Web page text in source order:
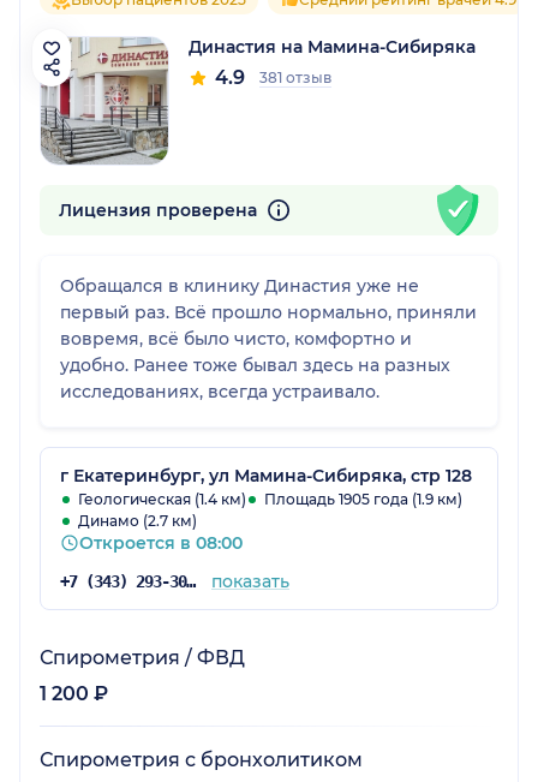
Династия на Мамина-Сибиряка
4.9 381 отзыв
Лицензия проверена
Обращался в клинику Династия уже не
первый раз. Всё прошло нормально, приняли
вовремя, всё было чисто, комфортно и
удобно. Ранее тоже бывал здесь на разных
исследованиях, всегда устраивало.
г Екатеринбург, ул Мамина-Сибиряка, стр 128
Геологическая (1.4 км)
Площадь 1905 года (1.9 км)
Динамо (2.7 км)
Откроется в 08:00
+7 (343) 293-30-81 показать
Спирометрия / ФВД
1 200 ₽
Спирометрия с бронхолитиком